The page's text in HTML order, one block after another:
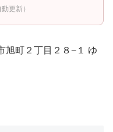
更新）
旭町２丁目２８−１ ゆ